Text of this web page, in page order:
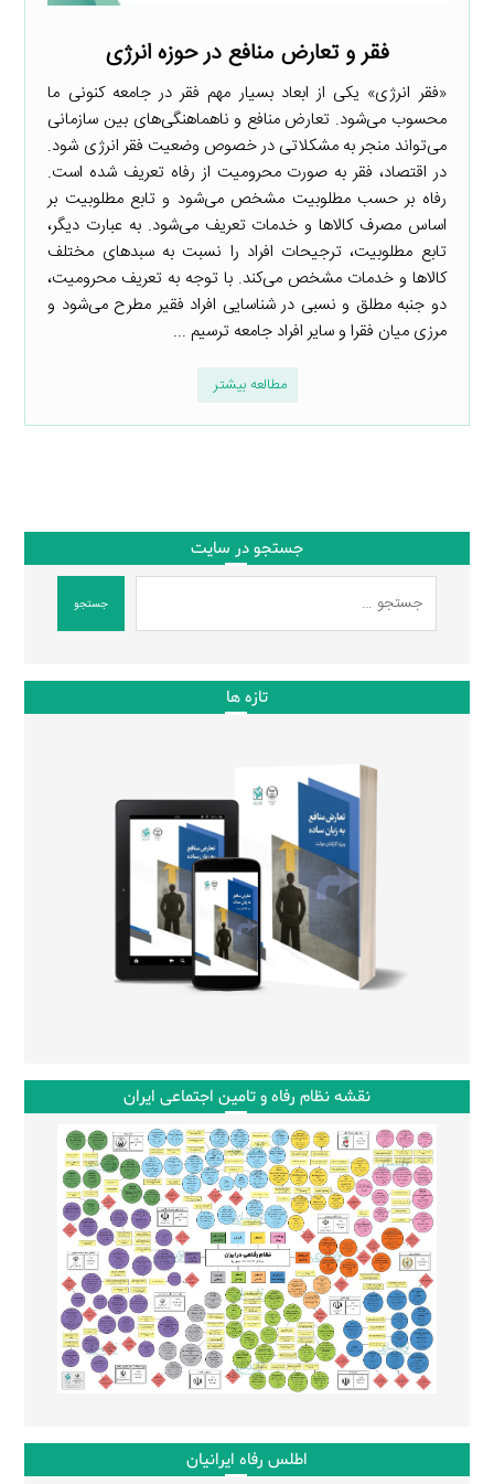
فقر و تعارض منافع در حوزه انرژی
«فقر انرژی» یکی از ابعاد بسیار مهم فقر در جامعه کنونی ما
محسوب می‌شود. تعارض منافع و ناهماهنگی‌های بین سازمانی
می‌تواند منجر به مشکلاتی در خصوص وضعیت فقر انرژی شود.
در اقتصاد، فقر به صورت محرومیت از رفاه تعریف شده است.
رفاه بر حسب مطلوبیت مشخص می‌شود و تابع مطلوبیت بر
اساس مصرف کالاها و خدمات تعریف می‌شود. به عبارت دیگر،
تابع مطلوبیت، ترجیحات افراد را نسبت به سبدهای مختلف
کالاها و خدمات مشخص می‌کند. با توجه به تعریف محرومیت،
دو جنبه مطلق و نسبی در شناسایی افراد فقیر مطرح می‌شود و
مرزی میان فقرا و سایر افراد جامعه ترسیم ...
مطالعه بیشتر
جستجو در سایت
جستجو
تازه ها
نقشه نظام رفاه و تامین اجتماعی ایران
اطلس رفاه ایرانیان